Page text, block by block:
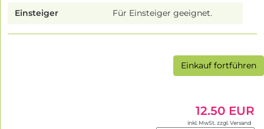
Einsteiger Für Einsteiger geeignet.
Einkauf fortführen
12.50 EUR
inkl. MwSt. zzgl. Versand